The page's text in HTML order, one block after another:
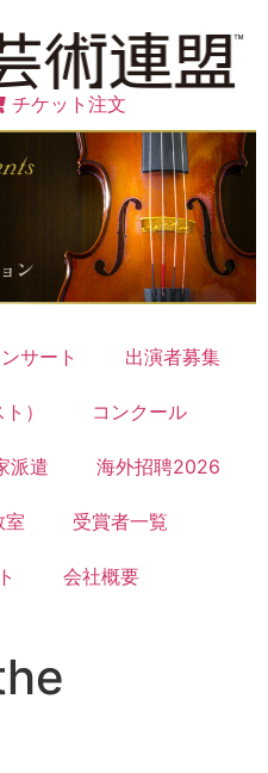
チケット注文
サート 出演者募集
） コンクール
派遣 海外招聘2026
室 受賞者一覧
会社概要